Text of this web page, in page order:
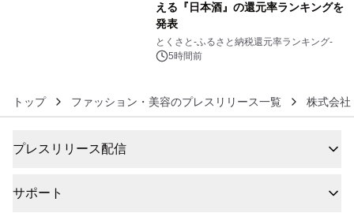
える『日本酒』の還元率ランキングを
発表
とくさと-ふるさと納税還元率ランキング-
5時間前
トップ ファッション・美容のプレスリリース一覧 株式会社
プレスリリース配信
サポート